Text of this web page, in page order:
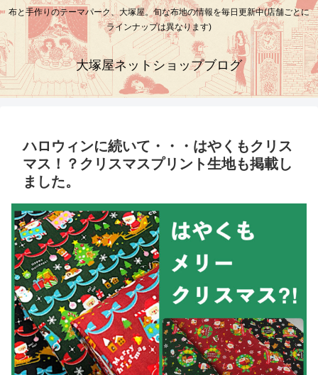
布と手作りのテーマパーク、大塚屋。旬な布地の情報を毎日更新中(店舗ごとに
ラインナップは異なります)
大塚屋ネットショップブログ
ハロウィンに続いて・・・はやくもクリス
マス！？クリスマスプリント生地も掲載し
ました。